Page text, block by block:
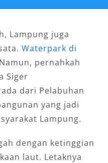
Lampung juga
Waterpark di
pernahkah
Siger
dari Pelabuhan
yang jadi
Lampung.
dengan ketinggian
laut. Letaknya